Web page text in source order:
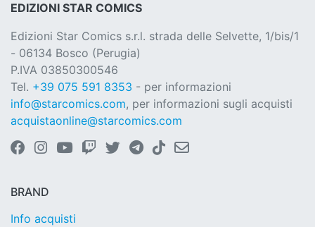
EDIZIONI STAR COMICS
Edizioni Star Comics s.r.l. strada delle Selvette, 1/bis/1
- 06134 Bosco (Perugia)
P.IVA 03850300546
Tel. +39 075 591 8353 - per informazioni
info@starcomics.com, per informazioni sugli acquisti
acquistaonline@starcomics.com
BRAND
Info acquisti